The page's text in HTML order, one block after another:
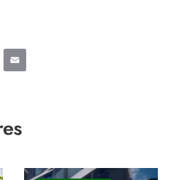
LinkedIn